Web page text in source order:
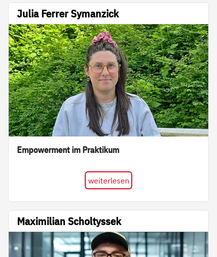
Julia Ferrer Symanzick
Empowerment im Praktikum
weiterlesen
Maximilian Scholtyssek